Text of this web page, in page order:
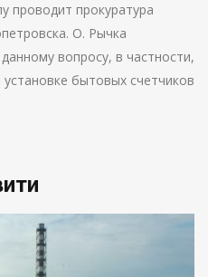
проводит прокуратура
О. Рычка
вопросу, в частности,
бытовых счетчиков